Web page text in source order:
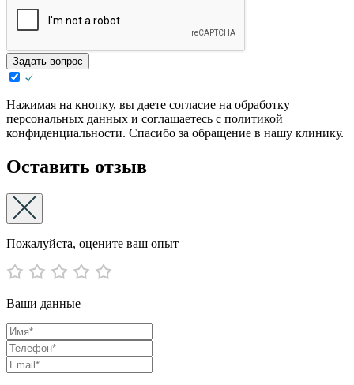
Задать вопрос
Нажимая на кнопку, вы даете согласие на обработку
персональных данных и соглашаетесь с политикой
конфиденциальности. Спасибо за обращение в нашу клинику.
Оставить отзыв
Пожалуйста, оцените ваш опыт
Ваши данные